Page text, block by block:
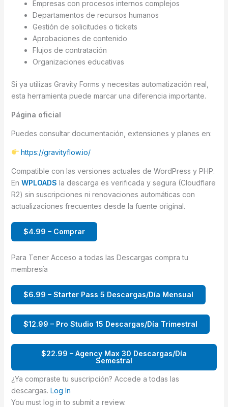
Empresas con procesos internos complejos
Departamentos de recursos humanos
Gestión de solicitudes o tickets
Aprobaciones de contenido
Flujos de contratación
Organizaciones educativas
Si ya utilizas Gravity Forms y necesitas automatización real,
esta herramienta puede marcar una diferencia importante.
Página oficial
Puedes consultar documentación, extensiones y planes en:
https://gravityflow.io/
Compatible con las versiones actuales de WordPress y PHP.
En WPLOADS la descarga es verificada y segura (Cloudflare
R2) sin suscripciones ni renovaciones automáticas con
actualizaciones frecuentes desde la fuente original.
$4.99 – Comprar
Para Tener Acceso a todas las Descargas compra tu
membresía
$6.99 – Starter Pass 5 Descargas/Día Mensual
$12.99 – Pro Studio 15 Descargas/Día Trimestral
$22.99 – Agency Max 30 Descargas/Día
Semestral
¿Ya compraste tu suscripción? Accede a todas las
descargas. Log In
You must log in to submit a review.